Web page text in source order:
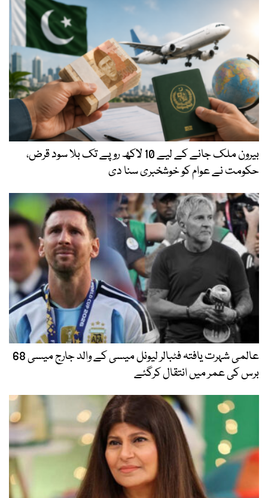
بیرون ملک جانے کے لیے 10 لاکھ روپے تک بلا سود قرض،
حکومت نے عوام کو خوشخبری سنا دی
عالمی شہرت یافتہ فٹبالر لیونل میسی کے والد جارج میسی 68
برس کی عمر میں انتقال کرگئے